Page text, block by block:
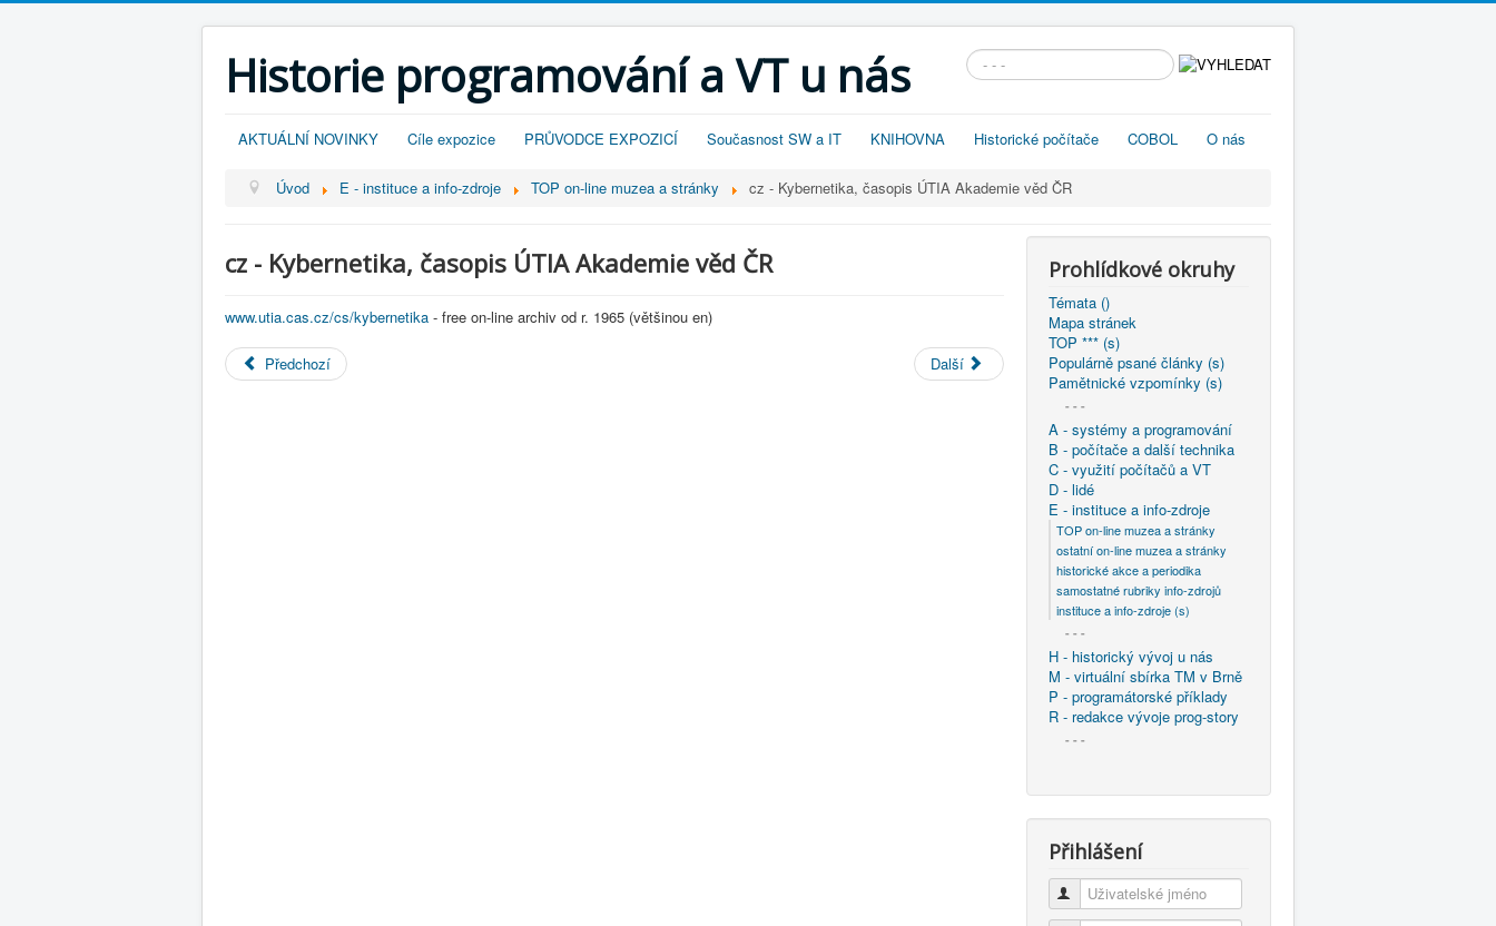
Historie programování a VT u nás Vyhledávání...
AKTUÁLNÍ NOVINKY Cíle expozice PRŮVODCE EXPOZICÍ Současnost SW a IT KNIHOVNA Historické počítače COBOL O nás
Úvod E - instituce a info-zdroje TOP on-line muzea a stránky cz - Kybernetika, časopis ÚTIA Akademie věd ČR
cz - Kybernetika, časopis ÚTIA Akademie věd ČR
www.utia.cas.cz/cs/kybernetika - free on-line archiv od r. 1965 (většinou en)
Předchozí Další
Prohlídkové okruhy
Témata ()
Mapa stránek
TOP *** (s)
Populárně psané články (s)
Pamětnické vzpomínky (s)
- - -
A - systémy a programování
B - počítače a další technika
C - využití počítačů a VT
D - lidé
E - instituce a info-zdroje
TOP on-line muzea a stránky
ostatní on-line muzea a stránky
historické akce a periodika
samostatné rubriky info-zdrojů
instituce a info-zdroje (s)
- - -
H - historický vývoj u nás
M - virtuální sbírka TM v Brně
P - programátorské příklady
R - redakce vývoje prog-story
- - -
Přihlášení
Uživatelské jméno